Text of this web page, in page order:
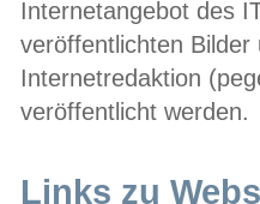
Internetangebot des
veröffentlichten
Internetredaktion
veröffentlicht werden.
Links zu